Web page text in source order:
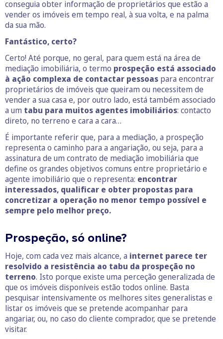
conseguia obter informação de proprietários que estão a
vender os imóveis em tempo real, à sua volta, e na palma
da sua mão.
Fantástico, certo?
Certo! Até porque, no geral, para quem está na área de
mediação imobiliária, o termo prospeção está associado
à ação complexa de contactar pessoas para encontrar
proprietários de imóveis que queiram ou necessitem de
vender a sua casa e, por outro lado, está também associado
a um tabu para muitos agentes imobiliários: contacto
direto, no terreno e cara a cara…
É importante referir que, para a mediação, a prospeção
representa o caminho para a angariação, ou seja, para a
assinatura de um contrato de mediação imobiliária que
define os grandes objetivos comuns entre proprietário e
agente imobiliário que o representa: encontrar
interessados, qualificar e obter propostas para
concretizar a operação no menor tempo possível e
sempre pelo melhor preço.
Prospeção, só online?
Hoje, com cada vez mais alcance, a internet parece ter
resolvido a resistência ao tabu da prospeção no
terreno. Isto porque existe uma perceção generalizada de
que os imóveis disponíveis estão todos online. Basta
pesquisar intensivamente os melhores sites generalistas e
listar os imóveis que se pretende acompanhar para
angariar, ou, no caso do cliente comprador, que se pretende
visitar.